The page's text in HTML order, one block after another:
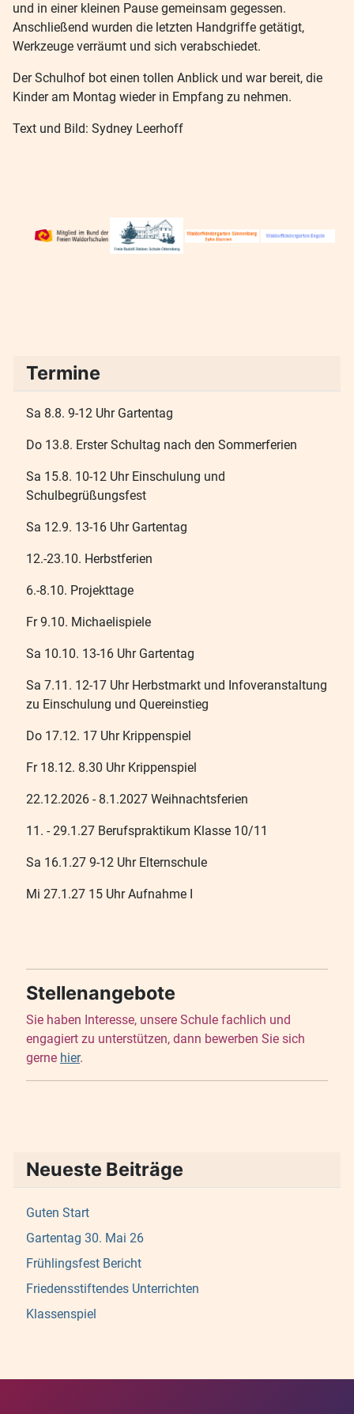
und in einer kleinen Pause gemeinsam gegessen.
Anschließend wurden die letzten Handgriffe getätigt,
Werkzeuge verräumt und sich verabschiedet.
Der Schulhof bot einen tollen Anblick und war bereit, die
Kinder am Montag wieder in Empfang zu nehmen.
Text und Bild: Sydney Leerhoff
Termine
Sa 8.8. 9-12 Uhr Gartentag
Do 13.8. Erster Schultag nach den Sommerferien
Sa 15.8. 10-12 Uhr Einschulung und
Schulbegrüßungsfest
Sa 12.9. 13-16 Uhr Gartentag
12.-23.10. Herbstferien
6.-8.10. Projekttage
Fr 9.10. Michaelispiele
Sa 10.10. 13-16 Uhr Gartentag
Sa 7.11. 12-17 Uhr Herbstmarkt und Infoveranstaltung
zu Einschulung und Quereinstieg
Do 17.12. 17 Uhr Krippenspiel
Fr 18.12. 8.30 Uhr Krippenspiel
22.12.2026 - 8.1.2027 Weihnachtsferien
11. - 29.1.27 Berufspraktikum Klasse 10/11
Sa 16.1.27 9-12 Uhr Elternschule
Mi 27.1.27 15 Uhr Aufnahme I
Stellenangebote
Sie haben Interesse, unsere Schule fachlich und
engagiert zu unterstützen, dann bewerben Sie sich
gerne hier.
Neueste Beiträge
Guten Start
Gartentag 30. Mai 26
Frühlingsfest Bericht
Friedensstiftendes Unterrichten
Klassenspiel